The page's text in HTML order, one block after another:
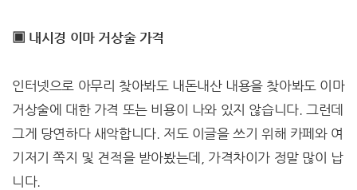
▣ 내시경 이마 거상술 가격
인터넷으로 아무리 찾아봐도 내돈내산 내용을 찾아봐도 이마
거상술에 대한 가격 또는 비용이 나와 있지 않습니다. 그런데
그게 당연하다 새악합니다. 저도 이글을 쓰기 위해 카페와 여
기저기 쪽지 및 견적을 받아봤는데, 가격차이가 정말 많이 납
니다.